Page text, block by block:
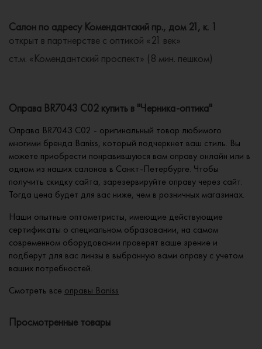
Салон по адресу Комендантский пр., дом 21, к. 1
открыт в партнерстве с оптикой «21 век»
ст.м. «Комендантский проспект» (8 мин. пешком)
Оправа BR7043 C02 купить в "Черника-оптика"
Оправа BR7043 C02 - оригинальный товар любимого
многими бренда Baniss, который подчеркнет ваш стиль. Вы
можете приобрести понравившуюся вам оправу онлайн или в
одном из наших салонов в Санкт-Петербурге. Чтобы
получить скидку сайта, зарезервируйте оправу через сайт.
Тогда цена будет для вас ниже, чем в розничных магазинах.
Наши опытные оптометристы, имеющие действующие
сертификаты о специальном образовании, на самом
современном оборудовании проверят ваше зрение и
подберут для вас линзы в выбранную вами оправу с учетом
ваших потребностей.
Смотреть все оправы Baniss
Просмотренные товары